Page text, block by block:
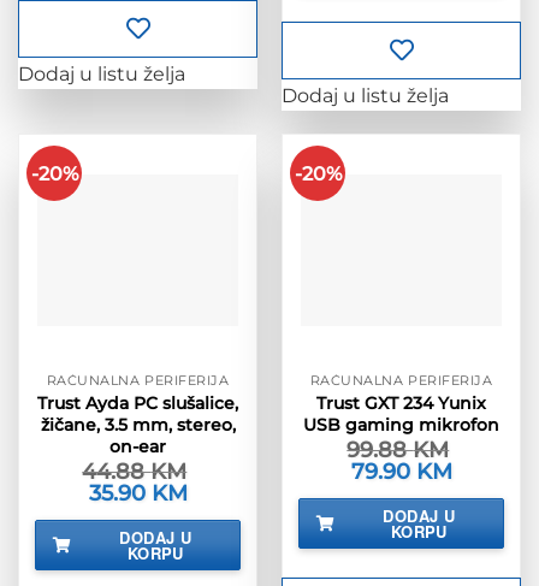
Dodaj u listu želja
Dodaj u listu želja
-20%
RAČUNALNA PERIFERIJA
Trust Ayda PC slušalice,
žičane, 3.5 mm, stereo,
on-ear
44.88KM
Izvorna
cijena
bila
44.88 KM.
35.90 KM
je:
35.90 KM.
DODAJ U
KORPU
-20%
RAČUNALNA PERIFERIJA
Trust GXT 234 Yunix
USB gaming mikrofon
99.88KM
Izvorna
cijena
bila
99.88 KM.
79.90 KM
je:
79.90 KM.
DODAJ U
KORPU